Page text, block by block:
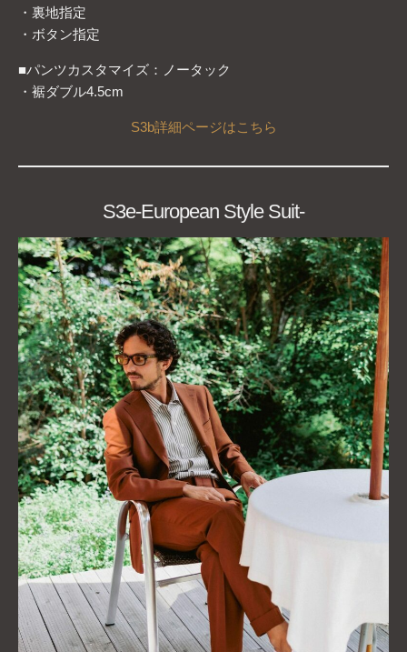
・裏地指定
・ボタン指定
■パンツカスタマイズ：ノータック
・裾ダブル4.5cm
S3b詳細ページはこちら
S3e-European Style Suit-